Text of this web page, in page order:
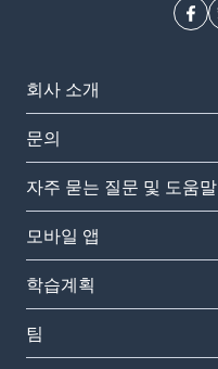
회사 소개
문의
자주 묻는 질문 및 도움말
모바일 앱
학습계획
팀